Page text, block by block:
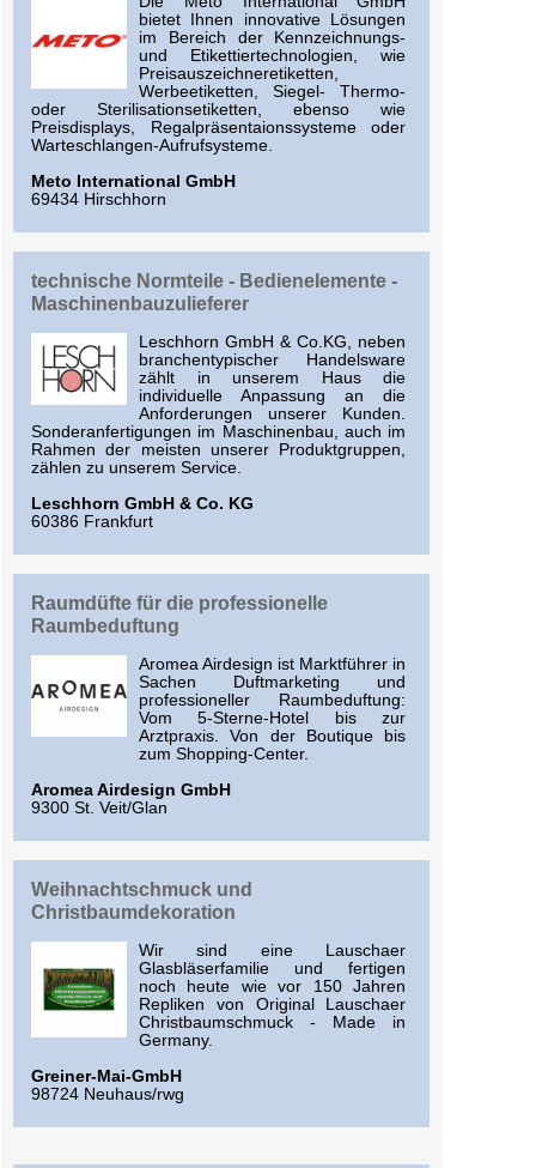
bietet Ihnen innovative Lösungen
im Bereich der Kennzeichnungs-
und Etikettiertechnologien, wie
Preisauszeichneretiketten,
Werbeetiketten, Siegel- Thermo-
oder Sterilisationsetiketten, ebenso wie
Preisdisplays, Regalpräsentaionssysteme oder
Warteschlangen-Aufrufsysteme.
Meto International GmbH
69434 Hirschhorn
technische Normteile - Bedienelemente -
Maschinenbauzulieferer
Leschhorn GmbH & Co.KG, neben
branchentypischer Handelsware
zählt in unserem Haus die
individuelle Anpassung an die
Anforderungen unserer Kunden.
Sonderanfertigungen im Maschinenbau, auch im
Rahmen der meisten unserer Produktgruppen,
zählen zu unserem Service.
Leschhorn GmbH & Co. KG
60386 Frankfurt
Raumdüfte für die professionelle
Raumbeduftung
Aromea Airdesign ist Marktführer in
Sachen Duftmarketing und
professioneller Raumbeduftung:
Vom 5-Sterne-Hotel bis zur
Arztpraxis. Von der Boutique bis
zum Shopping-Center.
Aromea Airdesign GmbH
9300 St. Veit/Glan
Weihnachtschmuck und
Christbaumdekoration
Wir sind eine Lauschaer
Glasbläserfamilie und fertigen
noch heute wie vor 150 Jahren
Repliken von Original Lauschaer
Christbaumschmuck - Made in
Germany.
Greiner-Mai-GmbH
98724 Neuhaus/rwg